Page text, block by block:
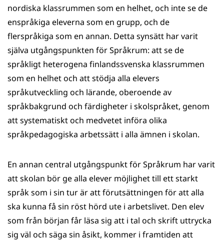
nordiska klassrummen som en helhet, och inte se de
enspråkiga eleverna som en grupp, och de
flerspråkiga som en annan. Detta synsätt har varit
själva utgångspunkten för Språkrum: att se de
språkligt heterogena finlandssvenska klassrummen
som en helhet och att stödja alla elevers
språkutveckling och lärande, oberoende av
språkbakgrund och färdigheter i skolspråket, genom
att systematiskt och medvetet införa olika
språkpedagogiska arbetssätt i alla ämnen i skolan.
En annan central utgångspunkt för Språkrum har varit
att skolan bör ge alla elever möjlighet till ett starkt
språk som i sin tur är att förutsättningen för att alla
ska kunna få sin röst hörd ute i arbetslivet. Den elev
som från början får läsa sig att i tal och skrift uttrycka
sig väl och säga sin åsikt, kommer i framtiden att